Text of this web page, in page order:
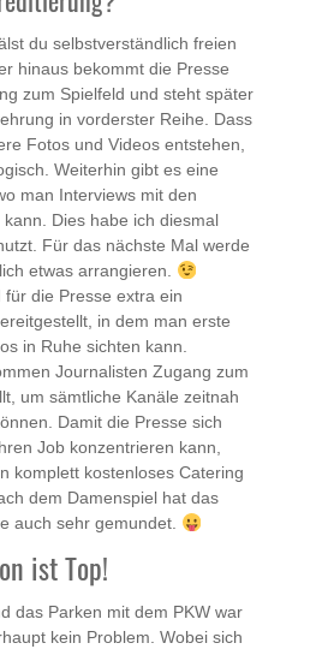
du selbstverständlich freien
hinaus bekommt die Presse
zum Spielfeld und steht später
in vorderster Reihe. Dass
Fotos und Videos entstehen,
Weiterhin gibt es eine
man Interviews mit den
Dies habe ich diesmal
Für das nächste Mal werde
etwas arrangieren.
für die Presse extra ein
in dem man erste
in Ruhe sichten kann.
Journalisten Zugang zum
um sämtliche Kanäle zeitnah
Damit die Presse sich
Job konzentrieren kann,
komplett kostenloses Catering
dem Damenspiel hat das
auch sehr gemundet.
ist Top!
das Parken mit dem PKW war
kein Problem. Wobei sich